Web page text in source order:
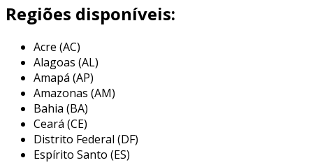
para o armazenamento de roupas. entre os
durabilidade
mas resistentes, os cabides de plástico
suportam o peso de diferentes tipos de
vestuário.
custo acessível: em comparação com
cabides de madeira ou metal, os de
Regiões disponíveis:
Acre (AC)
Alagoas (AL)
Amapá (AP)
Amazonas (AM)
Bahia (BA)
Ceará (CE)
Distrito Federal (DF)
Espírito Santo (ES)